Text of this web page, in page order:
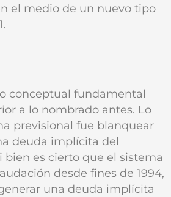
el medio de un nuevo tipo
conceptual fundamental
a lo nombrado antes. Lo
previsional fue blanquear
deuda implícita del
bien es cierto que el sistema
desde fines de 1994,
una deuda implícita